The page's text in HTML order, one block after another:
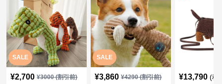
SALE
¥2,700 ¥3000(割引前)
SALE
¥3,860 ¥4290(割引前) ¥13,790 (税